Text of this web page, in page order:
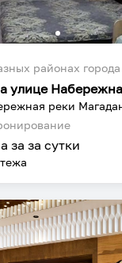
районах города
реки
за за сутки